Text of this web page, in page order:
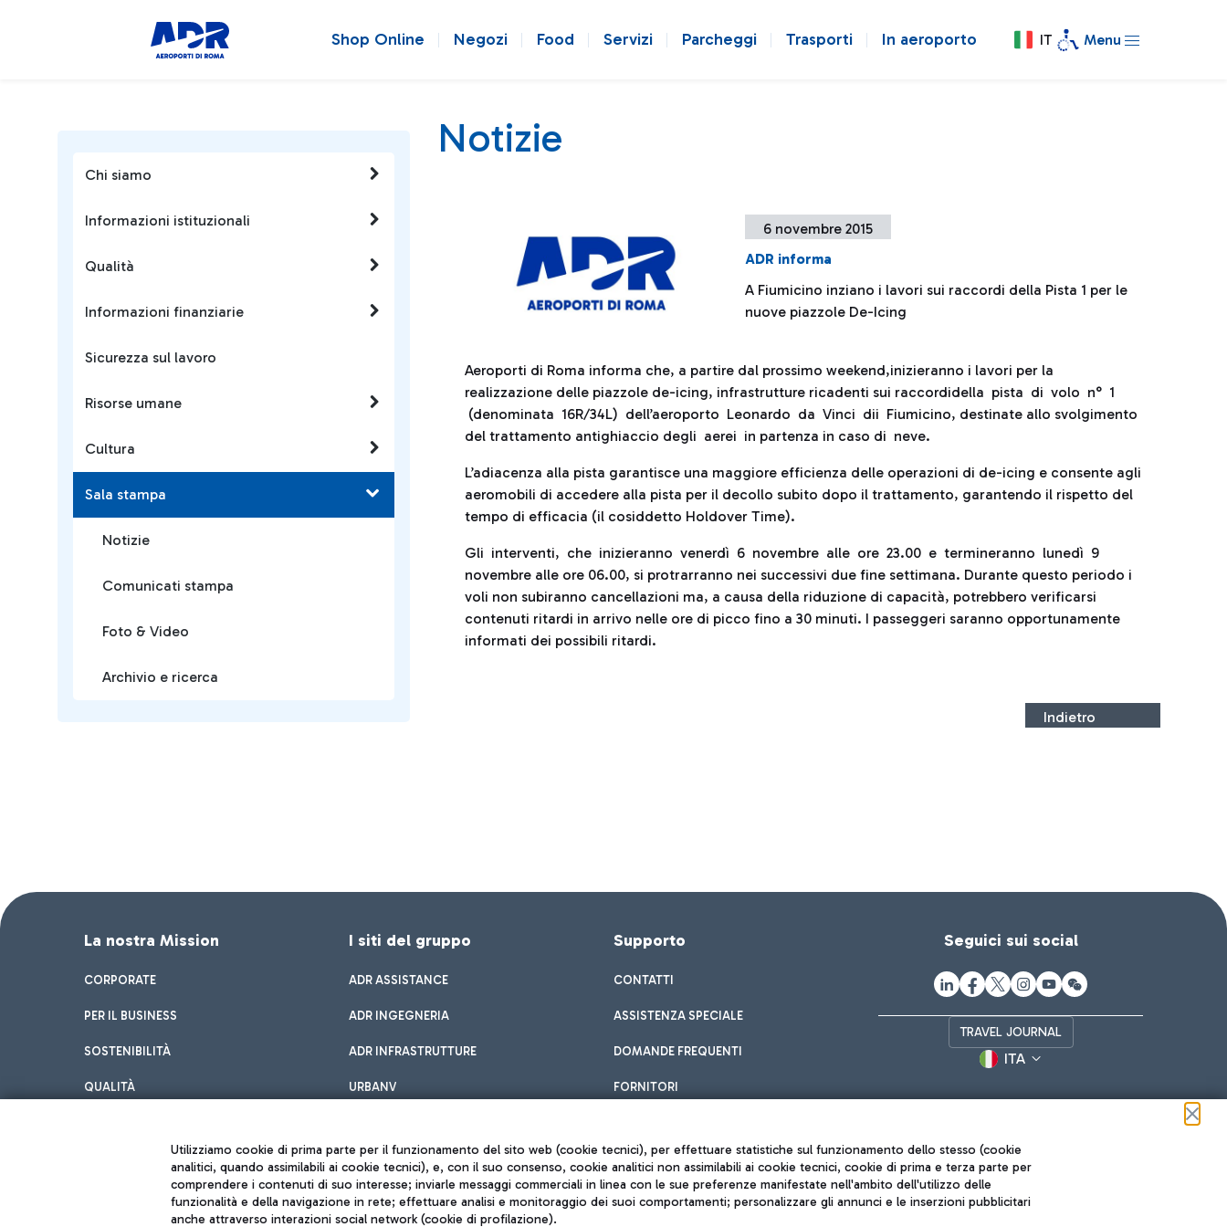
Shop Online Negozi Food Servizi Parcheggi Trasporti In aeroporto IT Menu
Chi siamo
Informazioni istituzionali
Qualità
Informazioni finanziarie
Sicurezza sul lavoro
Risorse umane
Cultura
Sala stampa
Notizie
Comunicati stampa
Foto & Video
Archivio e ricerca
Notizie
6 novembre 2015
ADR informa
A Fiumicino inziano i lavori sui raccordi della Pista 1 per le
nuove piazzole De-Icing
Aeroporti di Roma informa che, a partire dal prossimo weekend,inizieranno i lavori per la
realizzazione delle piazzole de-icing, infrastrutture ricadenti sui raccordidella pista di volo n° 1
(denominata 16R/34L) dell’aeroporto Leonardo da Vinci dii Fiumicino, destinate allo svolgimento
del trattamento antighiaccio degli aerei in partenza in caso di neve.
L’adiacenza alla pista garantisce una maggiore efficienza delle operazioni di de-icing e consente agli
aeromobili di accedere alla pista per il decollo subito dopo il trattamento, garantendo il rispetto del
tempo di efficacia (il cosiddetto Holdover Time).
Gli interventi, che inizieranno venerdì 6 novembre alle ore 23.00 e termineranno lunedì 9
novembre alle ore 06.00, si protrarranno nei successivi due fine settimana. Durante questo periodo i
voli non subiranno cancellazioni ma, a causa della riduzione di capacità, potrebbero verificarsi
contenuti ritardi in arrivo nelle ore di picco fino a 30 minuti. I passeggeri saranno opportunamente
informati dei possibili ritardi.
Indietro
La nostra Mission
CORPORATE
PER IL BUSINESS
SOSTENIBILITÀ
QUALITÀ
I siti del gruppo
ADR ASSISTANCE
ADR INGEGNERIA
ADR INFRASTRUTTURE
URBANV
Supporto
CONTATTI
ASSISTENZA SPECIALE
DOMANDE FREQUENTI
FORNITORI
Seguici sui social
TRAVEL JOURNAL
ITA
Utilizziamo cookie di prima parte per il funzionamento del sito web (cookie tecnici), per effettuare statistiche sul funzionamento dello stesso (cookie
analitici, quando assimilabili ai cookie tecnici), e, con il suo consenso, cookie analitici non assimilabili ai cookie tecnici, cookie di prima e terza parte per
comprendere i contenuti di suo interesse; inviarle messaggi commerciali in linea con le sue preferenze manifestate nell'ambito dell'utilizzo delle
funzionalità e della navigazione in rete; effettuare analisi e monitoraggio dei suoi comportamenti; personalizzare gli annunci e le inserzioni pubblicitari
anche attraverso interazioni social network (cookie di profilazione).